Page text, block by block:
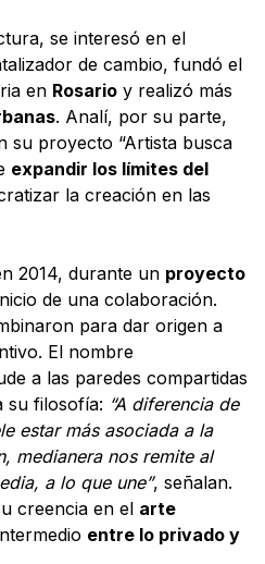
se interesó en el
de cambio, fundó el
en Rosario y realizó más
. Analí, por su parte,
su proyecto “Artista busca
expandir los límites del
la creación en las
2014, durante un proyecto
de una colaboración.
para dar origen a
El nombre
a las paredes compartidas
su filosofía: “A diferencia de
estar más asociada a la
medianera nos remite al
a lo que une”, señalan.
creencia en el arte
entre lo privado y